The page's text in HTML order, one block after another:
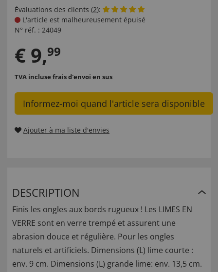
Évaluations des clients (2):
L'article est malheureusement épuisé
N° réf. : 24049
€ 9,99
TVA incluse frais d'envoi en sus
Informez-moi quand l'article sera disponible
Ajouter à ma liste d'envies
DESCRIPTION
Finis les ongles aux bords rugueux ! Les LIMES EN
VERRE sont en verre trempé et assurent une
abrasion douce et régulière. Pour les ongles
naturels et artificiels. Dimensions (L) lime courte :
env. 9 cm. Dimensions (L) grande lime: env. 13,5 cm.